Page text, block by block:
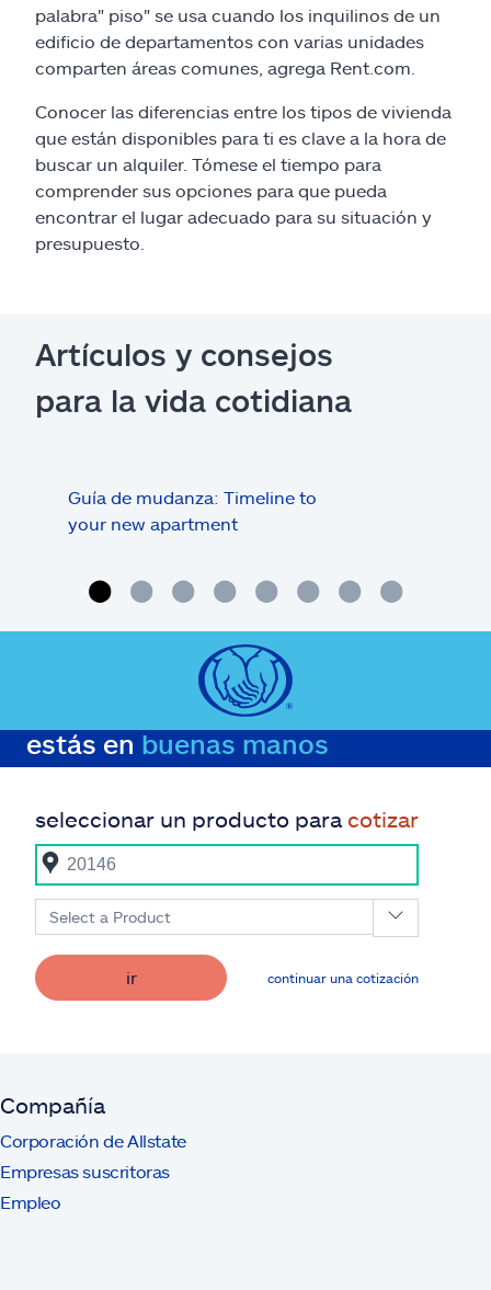
palabra" piso" se usa cuando los inquilinos de un
edificio de departamentos con varias unidades
comparten áreas comunes, agrega Rent.com.
Conocer las diferencias entre los tipos de vivienda
que están disponibles para ti es clave a la hora de
buscar un alquiler. Tómese el tiempo para
comprender sus opciones para que pueda
encontrar el lugar adecuado para su situación y
presupuesto.
Artículos y consejos
para la vida cotidiana
Guía de mudanza: Timeline to
your new apartment
estás en buenas manos
seleccionar un producto para cotizar
Select a Product
ir continuar una cotización
Compañía
Corporación de Allstate
Empresas suscritoras
Empleo